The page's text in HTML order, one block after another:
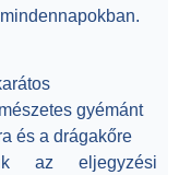
gyémánt
és a drágakőre
az eljegyzési